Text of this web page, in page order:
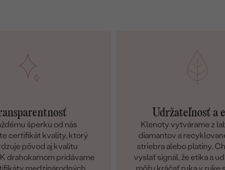
šperku od nás
certifikát kvality, ktorý
pôvod aj kvalitu
drahokamom pridávame
Udržateľnosť a
Klenoty vytvárame z
diamantov a
striebra alebo platiny.
vyslať signál, že etika a